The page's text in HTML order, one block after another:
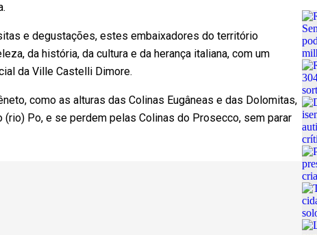
e degustações, estes embaixadores do território
da história, da cultura e da herança italiana, com um
da Ville Castelli Dimore.
como as alturas das Colinas Eugâneas e das Dolomitas,
Po, e se perdem pelas Colinas do Prosecco, sem parar